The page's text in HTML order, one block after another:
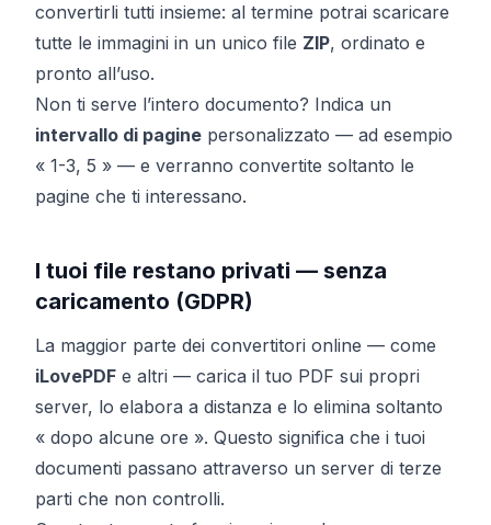
convertirli tutti insieme: al termine potrai scaricare
tutte le immagini in un unico file ZIP, ordinato e
pronto all’uso.
Non ti serve l’intero documento? Indica un
intervallo di pagine personalizzato — ad esempio
« 1-3, 5 » — e verranno convertite soltanto le
pagine che ti interessano.
I tuoi file restano privati — senza
caricamento (GDPR)
La maggior parte dei convertitori online — come
iLovePDF e altri — carica il tuo PDF sui propri
server, lo elabora a distanza e lo elimina soltanto
« dopo alcune ore ». Questo significa che i tuoi
documenti passano attraverso un server di terze
parti che non controlli.